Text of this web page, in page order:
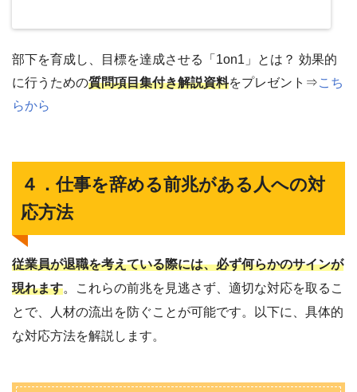
部下を育成し、目標を達成させる「1on1」とは？ 効果的
に行うための質問項目集付き解説資料をプレゼント⇒こち
らから
４ ．仕事を辞める前兆がある人への対
応方法
従業員が退職を考えている際には、必ず何らかのサインが
現れます。これらの前兆を見逃さず、適切な対応を取るこ
とで、人材の流出を防ぐことが可能です。以下に、具体的
な対応方法を解説します。